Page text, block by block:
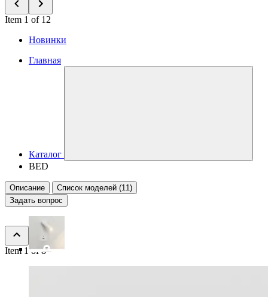
Item 1 of 12
Новинки
Главная
Каталог
BED
Описание
Список моделей (11)
Задать вопрос
Item 1 of 8